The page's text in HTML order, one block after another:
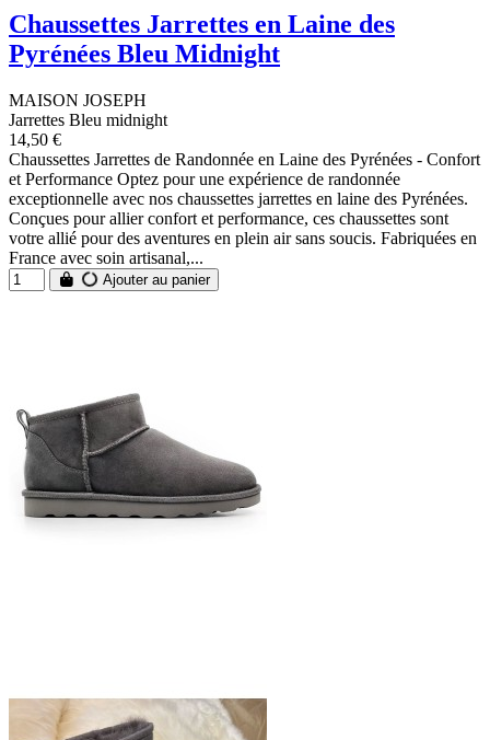
Chaussettes Jarrettes en Laine des
Pyrénées Bleu Midnight
MAISON JOSEPH
Jarrettes Bleu midnight
14,50 €
Chaussettes Jarrettes de Randonnée en Laine des Pyrénées - Confort
et Performance Optez pour une expérience de randonnée
exceptionnelle avec nos chaussettes jarrettes en laine des Pyrénées.
Conçues pour allier confort et performance, ces chaussettes sont
votre allié pour des aventures en plein air sans soucis. Fabriquées en
France avec soin artisanal,...
Ajouter au panier